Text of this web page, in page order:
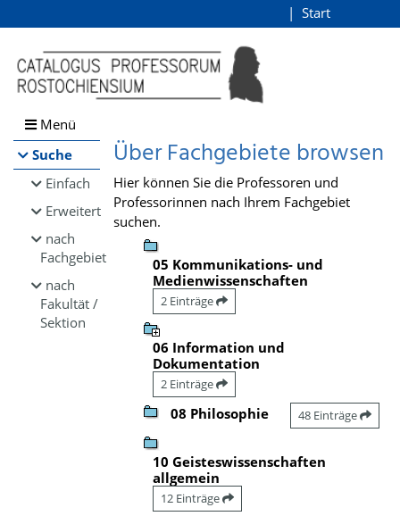
Browsen
direkt zum Inhalt
Start
Menü
Suche
Einfach
Erweitert
nach
Fachgebiet
nach
Fakultät /
Sektion
Über Fachgebiete browsen
Hier können Sie die Professoren und
Professorinnen nach Ihrem Fachgebiet
suchen.
05 Kommunikations- und
Medienwissenschaften
2 Einträge
06 Information und
Dokumentation
2 Einträge
08 Philosophie 48 Einträge
10 Geisteswissenschaften
allgemein
12 Einträge